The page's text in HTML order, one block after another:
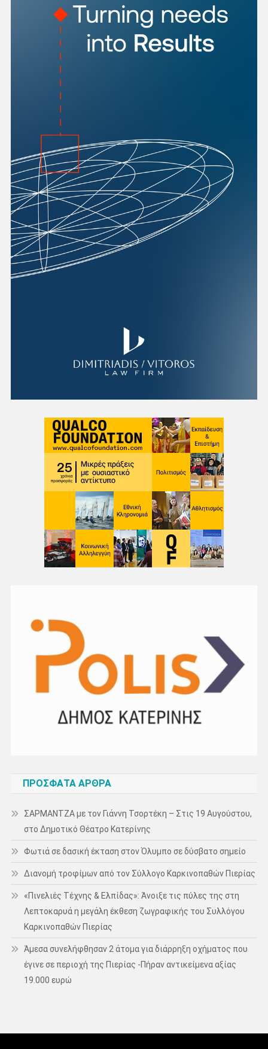
ΠΡΌΣΦΑΤΑ ΆΡΘΡΑ
ΣΑΡΜΑΝΤΖΑ με τον Γιάννη Τσορτέκη – Στις 19 Αυγούστου,
στο Δημοτικό Θέατρο Κατερίνης
Φωτιά σε δασική έκταση στον Όλυμπο σε δύσβατο σημείο
Διανομή τροφίμων από τον Σύλλογο Καρκινοπαθών Πιερίας
«Πινελιές Τέχνης & Ελπίδας»: Άνοιξε τις πύλες της στη
Λεπτοκαρυά η μεγάλη έκθεση ζωγραφικής του Συλλόγου
Καρκινοπαθών Πιερίας
Άμεσα συνελήφθησαν 2 άτομα για διάρρηξη οχήματος που
έγινε σε περιοχή της Πιερίας -Πήραν αντικείμενα αξίας
19.000 ευρώ